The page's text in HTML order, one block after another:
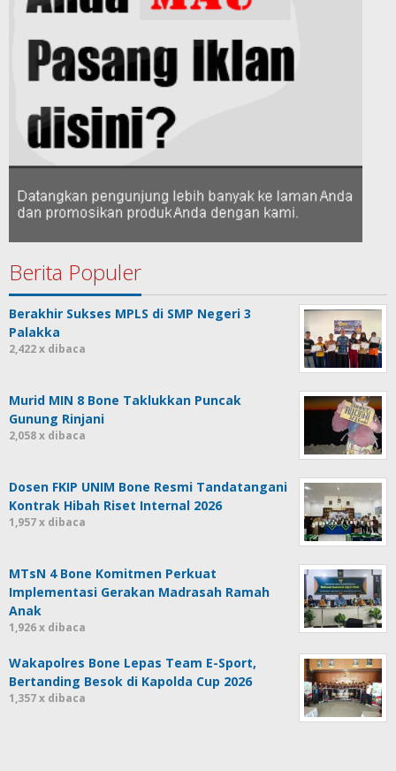
Berita Populer
Berakhir Sukses MPLS di SMP Negeri 3
Palakka
2,422 x dibaca
Murid MIN 8 Bone Taklukkan Puncak
Gunung Rinjani
2,058 x dibaca
Dosen FKIP UNIM Bone Resmi Tandatangani
Kontrak Hibah Riset Internal 2026
1,957 x dibaca
MTsN 4 Bone Komitmen Perkuat
Implementasi Gerakan Madrasah Ramah
Anak
1,926 x dibaca
Wakapolres Bone Lepas Team E-Sport,
Bertanding Besok di Kapolda Cup 2026
1,357 x dibaca